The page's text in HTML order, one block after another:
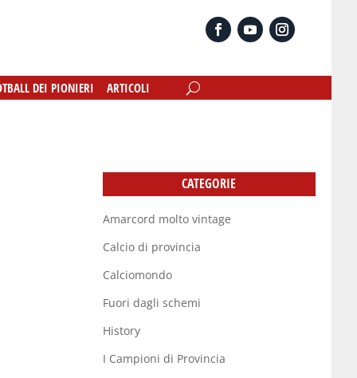
DEI PIONIERI ARTICOLI
DEI PIONIERI ARTICOLI
CATEGORIE
Amarcord molto vintage
Calcio di provincia
Calciomondo
Fuori dagli schemi
History
I Campioni di Provincia